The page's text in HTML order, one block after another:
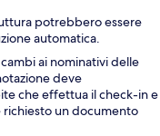
potrebbero essere
automatica.
ai nominativi delle
deve
che effettua il check-in e
richiesto un documento